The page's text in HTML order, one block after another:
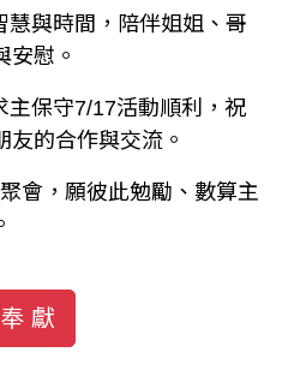
慧與時間，陪伴姐姐、哥
安慰。
主保守7/17活動順利，祝
友的合作與交流。
會，願彼此勉勵、數算主
奉 獻